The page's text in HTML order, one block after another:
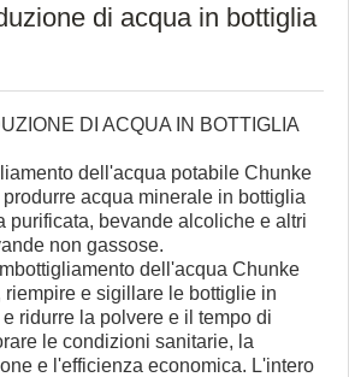
di acqua in bottiglia
DI ACQUA IN BOTTIGLIA
dell'acqua potabile Chunke
acqua minerale in bottiglia
purificata, bevande alcoliche e altri
non gassose.
dell'acqua Chunke
riempire e sigillare le bottiglie in
ridurre la polvere e il tempo di
le condizioni sanitarie, la
e l'efficienza economica. L'intero